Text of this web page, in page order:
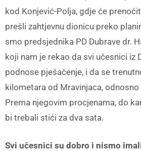
kod Konjević-Polja, gdje će
prešli zahtjevnu dionicu preko
smo predsjednika PD Dubrave dr.
koji nam je rekao da svi učesnici iz
podnose pješačenje, i da se
kilometara od Mravinjaca, odnosno
Prema njegovim procjenama, do
bi trebali stići za dva sata.
Svi učesnici su dobro i nismo